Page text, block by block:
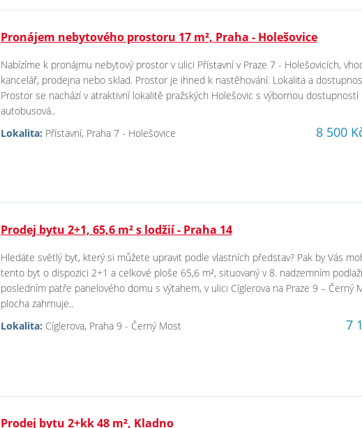
Pronájem nebytového prostoru 17 m², Praha - Holešovice
Nabízíme k pronájmu nebytový prostor v ulici Přístavní v Praze 7 - Holešovicích,
kancelář, prodejna nebo sklad. Prostor je ihned k nastěhování. Lokalita a
Prostor se nachází v atraktivní lokalitě pražských Holešovic s výbornou dostupností
autobusová..
Lokalita: Přístavní, Praha 7 - Holešovice 8 500
Prodej bytu 2+1, 65,6 m² s lodžií - Praha 14
Hledáte světlý byt, který si můžete upravit podle vlastních představ? Pak by Vás
tento byt o dispozici 2+1 a celkové ploše 65,6 m², situovaný v 8. nadzemním
posledním patře panelového domu s výtahem, v ulici Cíglerova na Praze 9 – Černý
plocha zahrnuje..
Lokalita: Cíglerova, Praha 9 - Černý Most 7
Prodej bytu 2+kk 48 m², Kladno